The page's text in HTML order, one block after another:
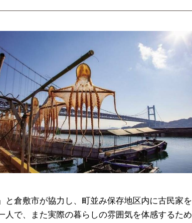
倉敷市が協力し、町並み保存地区内に古民家を
人で、また実際の暮らしの雰囲気を体感するため